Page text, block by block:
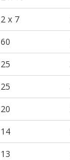
2 x 7
60
25
25
20
14
13